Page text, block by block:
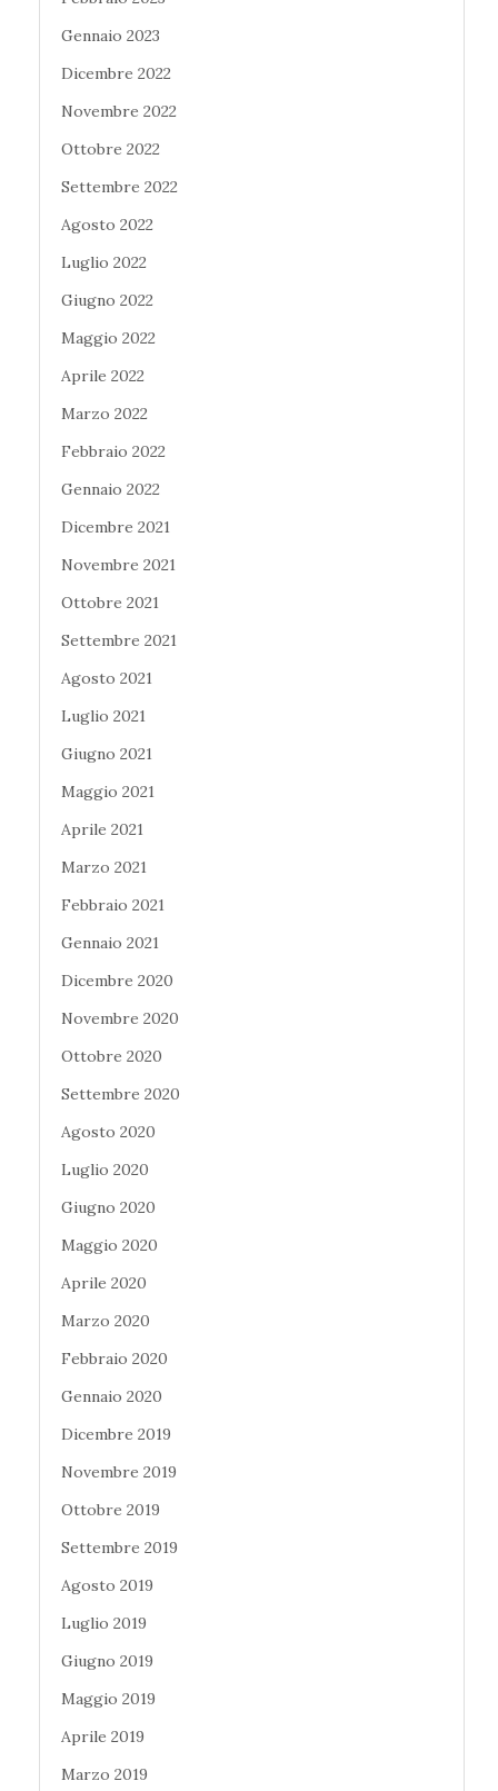
Gennaio 2023
Dicembre 2022
Novembre 2022
Ottobre 2022
Settembre 2022
Agosto 2022
Luglio 2022
Giugno 2022
Maggio 2022
Aprile 2022
Marzo 2022
Febbraio 2022
Gennaio 2022
Dicembre 2021
Novembre 2021
Ottobre 2021
Settembre 2021
Agosto 2021
Luglio 2021
Giugno 2021
Maggio 2021
Aprile 2021
Marzo 2021
Febbraio 2021
Gennaio 2021
Dicembre 2020
Novembre 2020
Ottobre 2020
Settembre 2020
Agosto 2020
Luglio 2020
Giugno 2020
Maggio 2020
Aprile 2020
Marzo 2020
Febbraio 2020
Gennaio 2020
Dicembre 2019
Novembre 2019
Ottobre 2019
Settembre 2019
Agosto 2019
Luglio 2019
Giugno 2019
Maggio 2019
Aprile 2019
Marzo 2019